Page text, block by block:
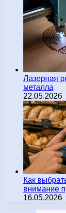
Лазерная
металла
22.05.2026
Как
внимание
16.05.2026